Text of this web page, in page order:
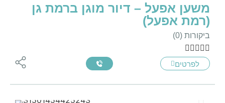
משען אפעל – דיור מוגן ברמת גן
(רמת אפעל)
ביקורות (0)

לפרטים